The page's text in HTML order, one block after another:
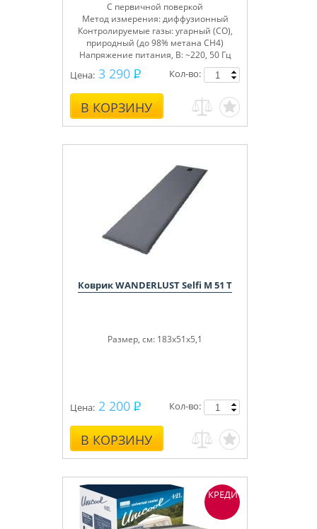
С первичной поверкой
Метод измерения: диффузионный
Контролируемые газы:угарный (СО),
природный (до 98% метана СН4)
Напряжение питания, В: ~220, 50 Гц
Цена: 3 290
В КОРЗИНУ
Кол-во:
Коврик WANDERLUST Selfi M 51 T
Размер, см: 183x51x5,1
Цена: 2 200
В КОРЗИНУ
Кол-во:
КРЕДИТ